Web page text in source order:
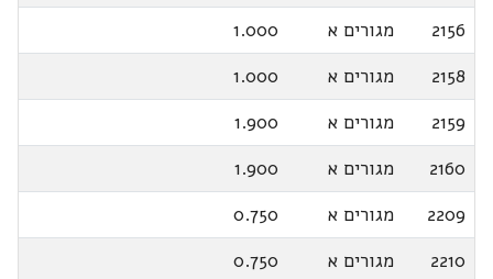
2156
מגורים א
1.000
2158
מגורים א
1.000
2159
מגורים א
1.900
2160
מגורים א
1.900
2209
מגורים א
0.750
2210
מגורים א
0.750